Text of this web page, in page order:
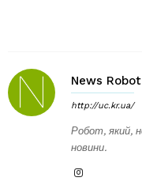
News Robot
http://uc.kr.ua/
Робот, який,
новини.